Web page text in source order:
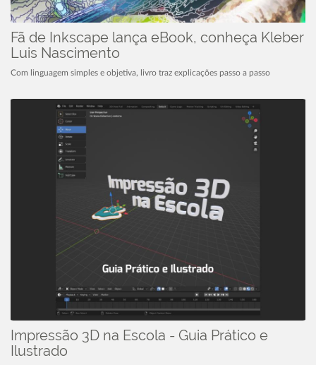
Fã de Inkscape lança eBook, conheça Kleber
Luis Nascimento
Com linguagem simples e objetiva, livro traz explicações passo a passo
Impressão 3D na Escola - Guia Prático e
Ilustrado